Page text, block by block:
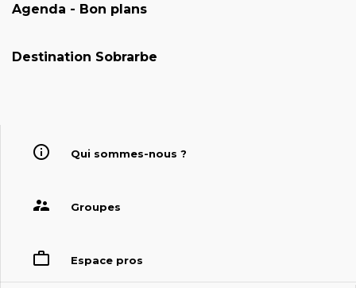
Agenda - Bon plans
Destination Sobrarbe
Qui sommes-nous ?
Groupes
Espace pros